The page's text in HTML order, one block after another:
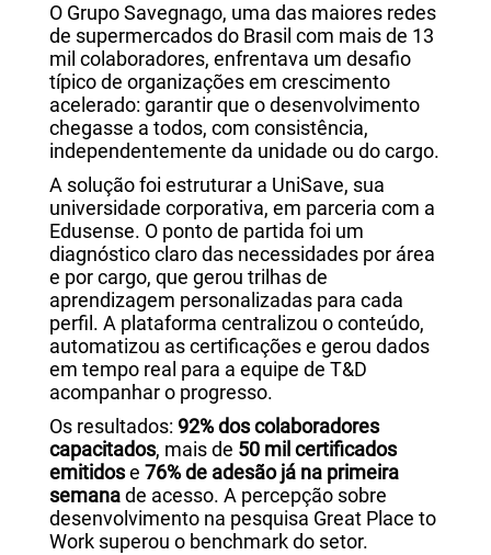
O Grupo Savegnago, uma das maiores redes
de supermercados do Brasil com mais de 13
mil colaboradores, enfrentava um desafio
típico de organizações em crescimento
acelerado: garantir que o desenvolvimento
chegasse a todos, com consistência,
independentemente da unidade ou do cargo.
A solução foi estruturar a UniSave, sua
universidade corporativa, em parceria com a
Edusense. O ponto de partida foi um
diagnóstico claro das necessidades por área
e por cargo, que gerou trilhas de
aprendizagem personalizadas para cada
perfil. A plataforma centralizou o conteúdo,
automatizou as certificações e gerou dados
em tempo real para a equipe de T&D
acompanhar o progresso.
Os resultados: 92% dos colaboradores
capacitados, mais de 50 mil certificados
emitidose 76% de adesão já na primeira
semanade acesso. A percepção sobre
desenvolvimento na pesquisa Great Place to
Work superou o benchmark do setor.